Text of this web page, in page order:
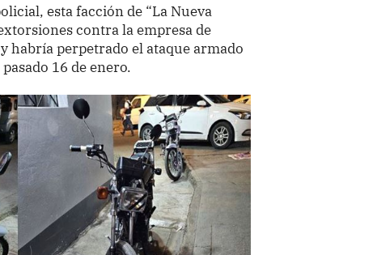
esta facción de “La Nueva
contra la empresa de
habría perpetrado el ataque armado
16 de enero.